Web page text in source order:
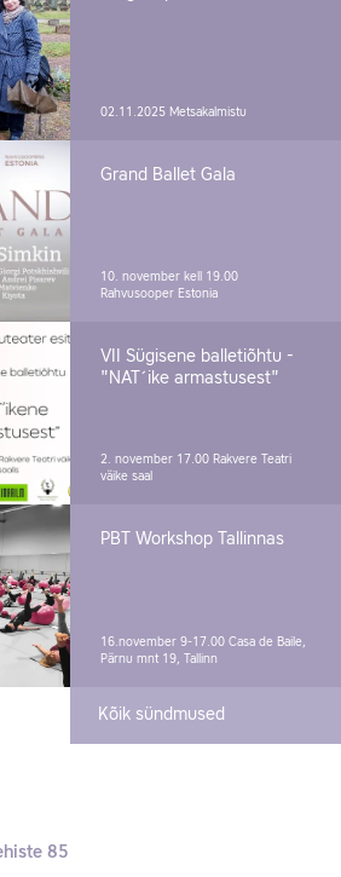
02.11.2025 Metsakalmistu
Grand Ballet Gala
10. november kell 19.00
Rahvusooper Estonia
VII Sügisene balletiõhtu -
"NAT´ike armastusest"
2. november 17.00 Rakvere Teatri
väike saal
PBT Workshop Tallinnas
16.november 9-17.00 Casa de Baile,
Pärnu mnt 19, Tallinn
Kõik sündmused
85